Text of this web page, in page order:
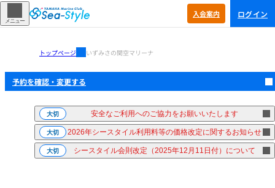
メニュー
入会案内 ログイン
トップページ いずみさの関空マリーナ
予約を確認・ 変更する
大切 安全なご利用へのご協力をお願いいたします
大切 2026年シースタイル利用料等の価格改定に関するお知らせ
大切 シースタイル会則改定（2025年12月11日付）について